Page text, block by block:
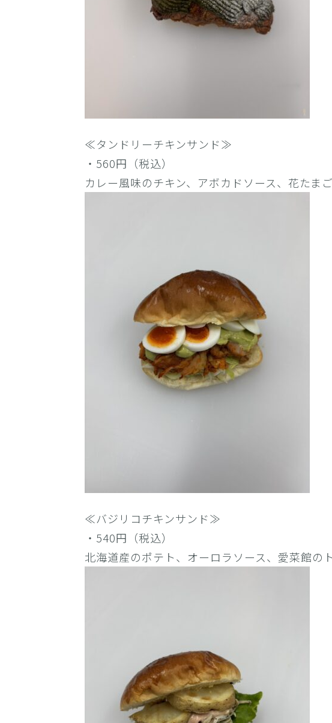
≪タンドリーチキンサンド≫
・560円（税込）
カレー風味のチキン、アボカドソース、花たま
≪バジリコチキンサンド≫
・540円（税込）
北海道産のポテト、オーロラソース、愛菜館